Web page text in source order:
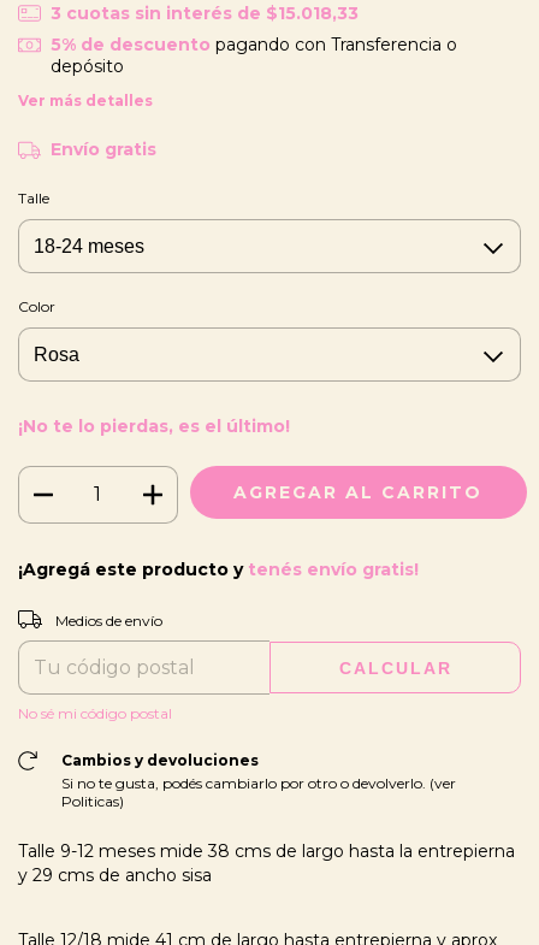
3 cuotas sin interés de $15.018,33
5% de descuento pagando con Transferencia o
depósito
Ver más detalles
Envío gratis
Talle
Color
¡No te lo pierdas, es el último!
¡Agregá este producto y tenés envío gratis!
Entregas para el CP:
Medios de envío
CALCULAR
No sé mi código postal
Cambios y devoluciones
Si no te gusta, podés cambiarlo por otro o devolverlo. (ver
Politicas)
Talle 9-12 meses mide 38 cms de largo hasta la entrepierna
y 29 cms de ancho sisa
Talle 12/18 mide 41 cm de largo hasta entrepierna y aprox